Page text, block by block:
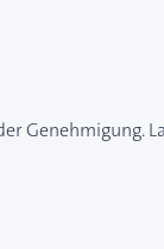
Genehmigung.